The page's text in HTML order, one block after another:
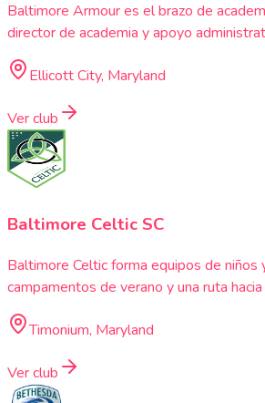
Baltimore Armour es el brazo de
director de academia y apoyo
Ellicott City, Maryland
Ver club
Baltimore Celtic SC
Baltimore Celtic forma equipos de
campamentos de verano y una ruta
Timonium, Maryland
Ver club